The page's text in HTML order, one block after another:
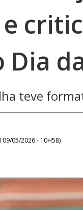
Dia
teve
09/05/2026 - 10H58)